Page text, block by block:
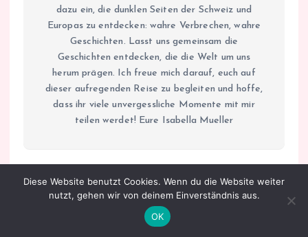
dazu ein, die dunklen Seiten der Schweiz und
Europas zu entdecken: wahre Verbrechen, wahre
Geschichten. Lasst uns gemeinsam die
Geschichten entdecken, die die Welt um uns
herum prägen. Ich freue mich darauf, euch auf
dieser aufregenden Reise zu begleiten und hoffe,
dass ihr viele unvergessliche Momente mit mir
teilen werdet! Eure Isabella Mueller
Diese Website benutzt Cookies. Wenn du die Website weiter
nutzt, gehen wir von deinem Einverständnis aus.
OK